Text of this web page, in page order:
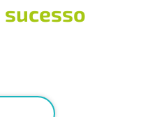
sucesso